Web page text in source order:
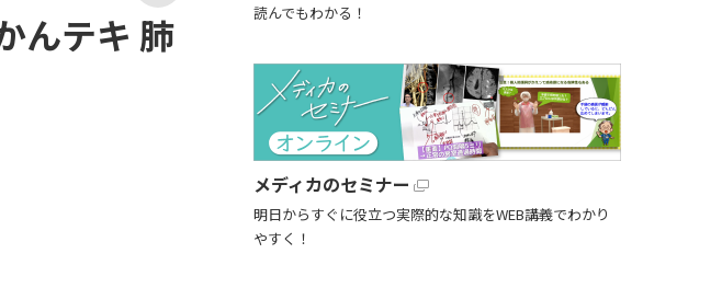
んテキ 肺
読んでもわかる！
メディカのセミナー
明日からすぐに役立つ実際的な知識をWEB講義でわかり
やすく！